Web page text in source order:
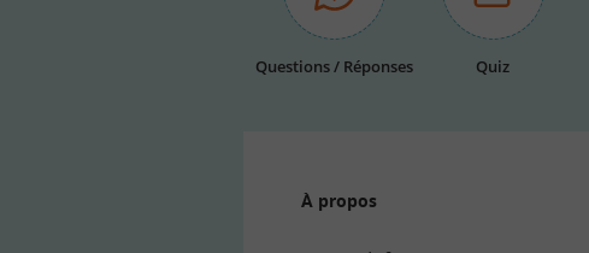
Questions / Réponses Quiz
À propos